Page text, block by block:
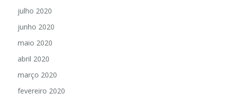
julho 2020
junho 2020
maio 2020
abril 2020
março 2020
fevereiro 2020